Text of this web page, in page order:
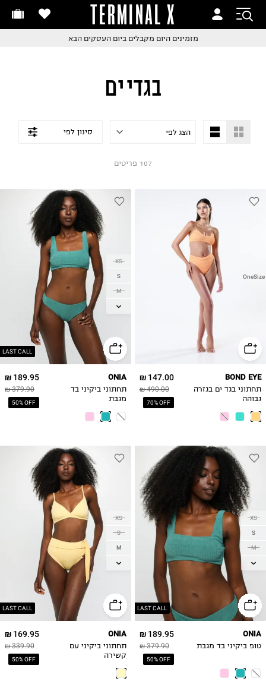
TERMINAL X
החלפות והחזרות בקליקעם שליח עד הבית!
בגדי ים
סינון לפי
107 פריטים
OneSize
147.00 ₪
490.00 ₪
70% OFF
BOND EYE
תחתוני בגד ים בגזרה
גבוהה
LAST CALL
XS
S
M
L
189.95 ₪
379.90 ₪
50% OFF
ONIA
תחתוני ביקיני בד
מגבת
LAST CALL
XS
S
M
L
189.95 ₪
379.90 ₪
50% OFF
ONIA
טופ ביקיני בד מגבת
LAST CALL
XS
S
M
L
169.95 ₪
339.90 ₪
50% OFF
ONIA
תחתוני ביקיני עם
קשירה